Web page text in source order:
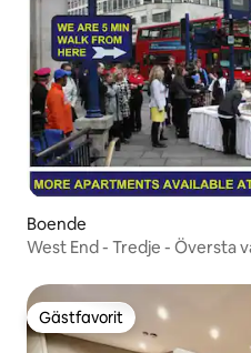
Boende
West End - Tredje - Översta
Gästfavorit
Gästfavorit